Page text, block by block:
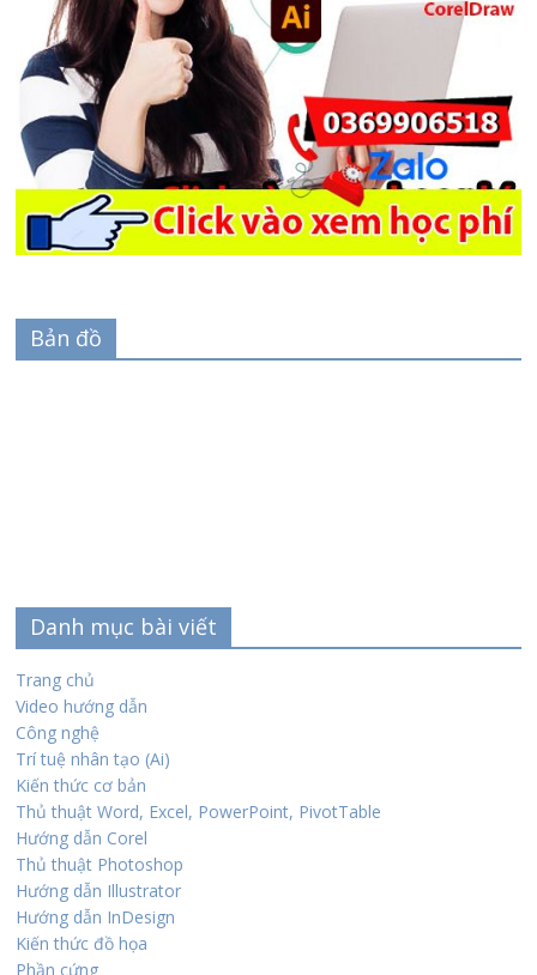
Bản đồ
Danh mục bài viết
Trang chủ
Video hướng dẫn
Công nghệ
Trí tuệ nhân tạo (Ai)
Kiến thức cơ bản
Thủ thuật Word, Excel, PowerPoint, PivotTable
Hướng dẫn Corel
Thủ thuật Photoshop
Hướng dẫn Illustrator
Hướng dẫn InDesign
Kiến thức đồ họa
Phần cứng